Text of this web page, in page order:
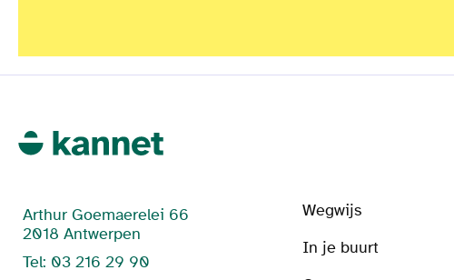
Arthur Goemaerelei 66
2018 Antwerpen
Tel: 03 216 29 90
Wegwijs
In je buurt